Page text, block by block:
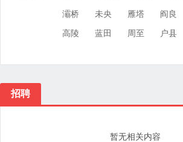
灞桥
未央 雁塔 阎良
高陵
蓝田 周至 户县
招聘
暂无相关内容